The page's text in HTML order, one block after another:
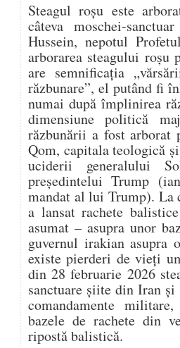
Steagul roșu este
câteva moschei-
Hussein, nepotul
arborarea steagului roșu
are semnificația
răzbunare”, el putând fi
numai după împlinirea
dimensiune politică
răzbunării a fost arborat
Qom, capitala teologică
uciderii generalului
președintelui Trump
mandat al lui Trump). La
a lansat rachete
asumat – asupra unor
guvernul irakian asupra
existe pierderi de vieți
din 28 februarie 2026
sanctuare șiite din Iran
comandamente
bazele de rachete din
ripostă balistică.